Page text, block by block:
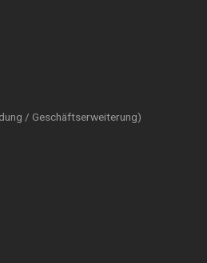
/ Geschäftserweiterung)